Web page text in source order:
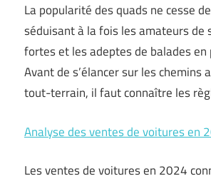
La popularité des quads ne cesse
séduisant à la fois les amateurs de
fortes et les adeptes de balades en
Avant de s’élancer sur les chemins
tout-terrain, il faut connaître les
Analyse des ventes de voitures en
Les ventes de voitures en 2024